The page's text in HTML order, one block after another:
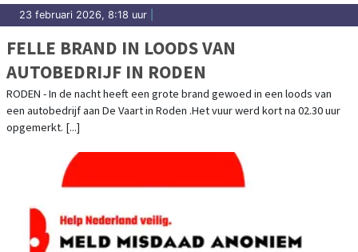
23 februari 2026, 8:18 uur
FELLE BRAND IN LOODS VAN
AUTOBEDRIJF IN RODEN
RODEN - In de nacht heeft een grote brand gewoed in een loods van
een autobedrijf aan De Vaart in Roden .Het vuur werd kort na 02.30 uur
opgemerkt. [...]